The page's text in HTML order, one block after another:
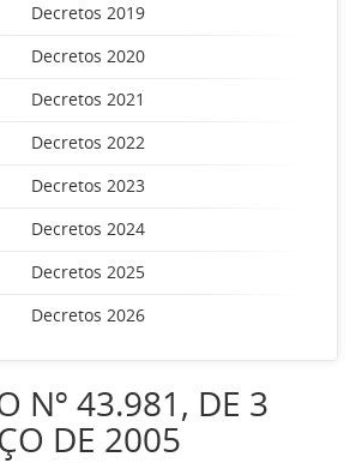
Decretos 2019
Decretos 2020
Decretos 2021
Decretos 2022
Decretos 2023
Decretos 2024
Decretos 2025
Decretos 2026
Nº 43.981, DE 3
DE 2005